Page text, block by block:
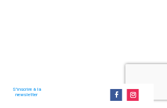
S'inscrire à la
newsletter